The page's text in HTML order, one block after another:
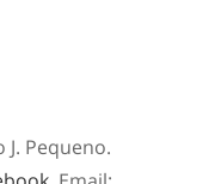
Pequeno.